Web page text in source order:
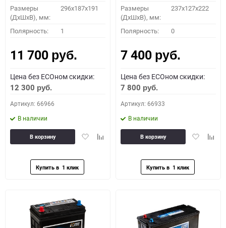
Размеры
(ДхШхВ), мм:
296х187х191
Полярность: 1
11 700 руб.
Цена без ECOном скидки:
12 300 руб.
Артикул: 66966
В наличии
ДобавитьДобавить
В корзину
Размеры
(ДхШхВ), мм:
237x127x222
Полярность: 0
7 400 руб.
Цена без ECOном скидки:
7 800 руб.
Артикул: 66933
В наличии
Добавить
В корзину